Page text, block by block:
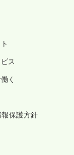
ス
く
保護方針